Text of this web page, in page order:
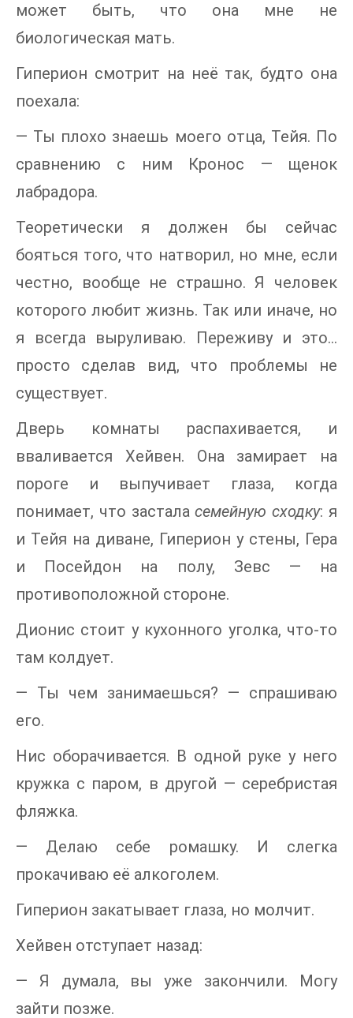
может быть, что она мне не
биологическая мать.
Гиперион смотрит на неё так, будто она
поехала:
— Ты плохо знаешь моего отца, Тейя. По
сравнению с ним Кронос — щенок
лабрадора.
Теоретически я должен бы сейчас
бояться того, что натворил, но мне, если
честно, вообще не страшно. Я человек
которого любит жизнь. Так или иначе, но
я всегда выруливаю. Переживу и это…
просто сделав вид, что проблемы не
существует.
Дверь комнаты распахивается, и
вваливается Хейвен. Она замирает на
пороге и выпучивает глаза, когда
понимает, что засталасемейную сходку: я
и Тейя на диване, Гиперион у стены, Гера
и Посейдон на полу, Зевс — на
противоположной стороне.
Дионис стоит у кухонного уголка, что-то
там колдует.
— Ты чем занимаешься? — спрашиваю
его.
Нис оборачивается. В одной руке у него
кружка с паром, в другой — серебристая
фляжка.
— Делаю себе ромашку. И слегка
прокачиваю её алкоголем.
Гиперион закатывает глаза, но молчит.
Хейвен отступает назад:
— Я думала, вы уже закончили. Могу
зайти позже.